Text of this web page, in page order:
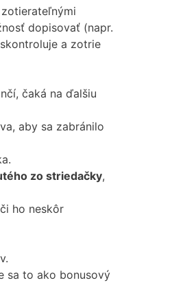
dopisovať (napr.
a zotrie
čaká na ďalšiu
aby sa zabránilo
zo striedačky,
ho neskôr
sa to ako bonusový